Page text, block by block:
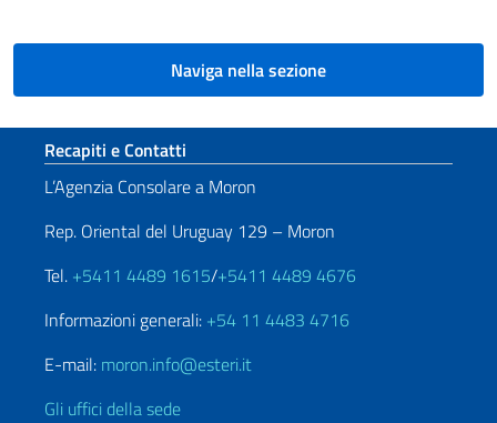
Naviga nella sezione
Sezione footer
Recapiti e Contatti
L’Agenzia Consolare a Moron
Rep. Oriental del Uruguay 129 – Moron
Tel. +5411 4489 1615/+5411 4489 4676
Informazioni generali: +54 11 4483 4716
E-mail: moron.info@esteri.it
Gli uffici della sede